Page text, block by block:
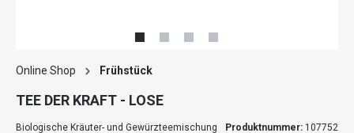
Online Shop Frühstück
TEE DER KRAFT - LOSE
Biologische Kräuter- und Gewürzteemischung Produktnummer: 107752